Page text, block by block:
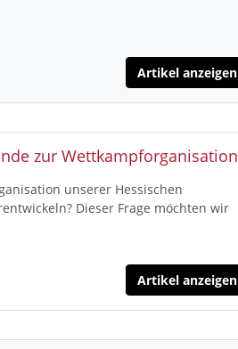
Artikel anzeigen
zur Wettkampforganisation
unserer Hessischen
Dieser Frage möchten wir
Artikel anzeigen